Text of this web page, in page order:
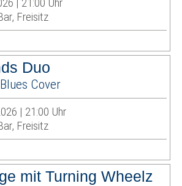
Freisitz
Duo
Cover
| 21:00 Uhr
Freisitz
mit Turning Wheelz